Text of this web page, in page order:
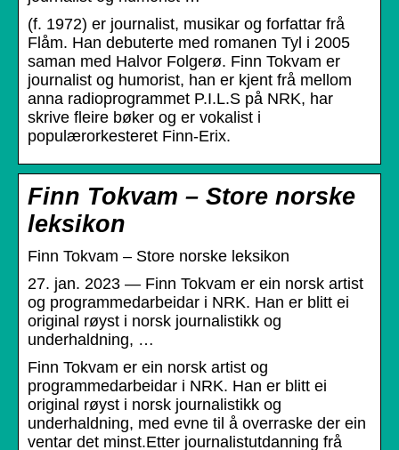
(f. 1972) er journalist, musikar og forfattar frå
Flåm. Han debuterte med romanen Tyl i 2005
saman med Halvor Folgerø. Finn Tokvam er
journalist og humorist, han er kjent frå mellom
anna radioprogrammet P.I.L.S på NRK, har
skrive fleire bøker og er vokalist i
populærorkesteret Finn-Erix.
Finn Tokvam – Store norske
leksikon
Finn Tokvam – Store norske leksikon
27. jan. 2023 — Finn Tokvam er ein norsk artist
og programmedarbeidar i NRK. Han er blitt ei
original røyst i norsk journalistikk og
underhaldning, …
Finn Tokvam er ein norsk artist og
programmedarbeidar i NRK. Han er blitt ei
original røyst i norsk journalistikk og
underhaldning, med evne til å overraske der ein
ventar det minst.Etter journalistutdanning frå